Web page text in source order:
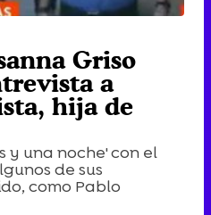
Griso
a
hija de
y una noche' con el
de sus
como Pablo